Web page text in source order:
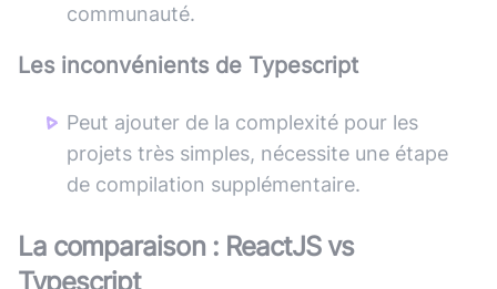
communauté.
Les inconvénients de Typescript
Peut ajouter de la complexité pour les
projets très simples, nécessite une étape
de compilation supplémentaire.
La comparaison : ReactJSvs
Typescript